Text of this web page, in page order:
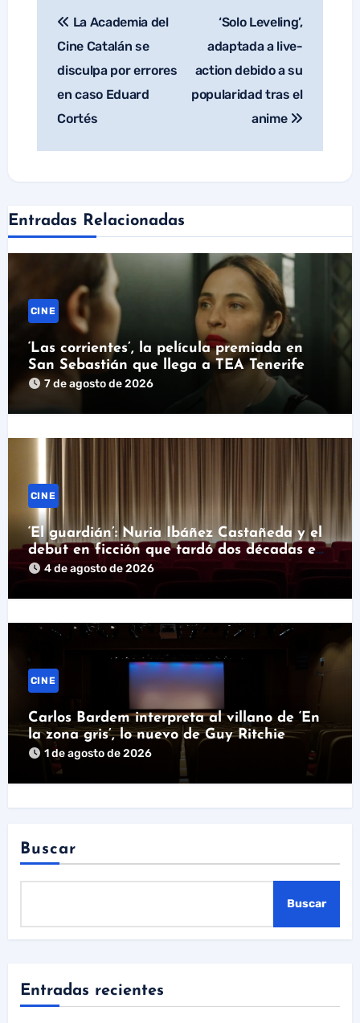
Navegación
de
La Academia del
Cine Catalán se
disculpa por errores
en caso Eduard
Cortés
‘Solo Leveling’,
adaptada a live-
action debido a su
popularidad tras el
anime
Entradas Relacionadas
CINE
‘Las corrientes’, la película premiada en
San Sebastián que llega a TEA Tenerife
7 de agosto de 2026
CINE
‘El guardián’: Nuria Ibáñez Castañeda y el
debut en ficción que tardó dos décadas en
llegar
4 de agosto de 2026
CINE
Carlos Bardem interpreta al villano de ‘En
la zona gris’, lo nuevo de Guy Ritchie
1 de agosto de 2026
Buscar
Buscar
Entradas recientes